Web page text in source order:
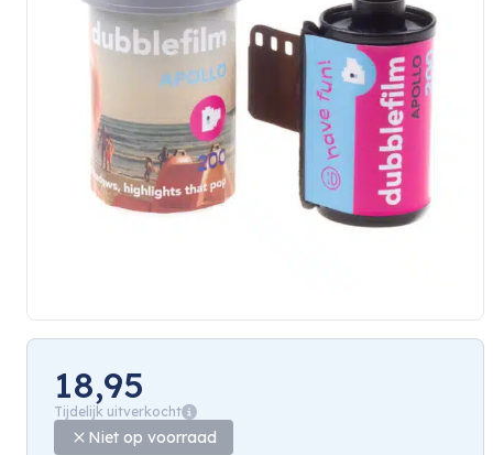
18,95
Tijdelijk uitverkocht
Niet op voorraad